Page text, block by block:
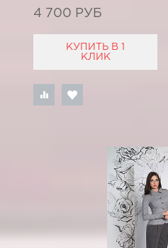
4 700 РУБ
КУПИТЬ В 1
КЛИК